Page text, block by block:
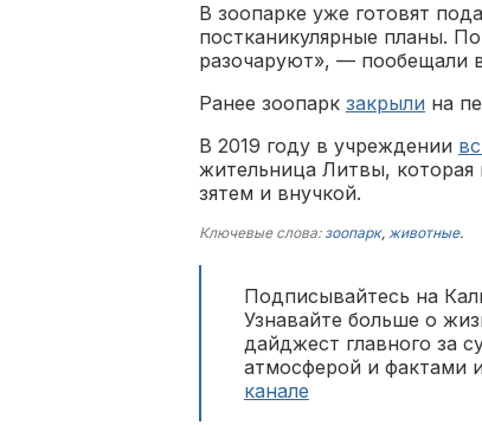
В зоопарке уже готовят
постканикулярные планы.
разочаруют», — пообещали
Ранее зоопарк закрыли на
В 2019 году в учреждении
жительница Литвы,
зятем и внучкой.
Ключевые слова: зоопарк, животные.
Подписывайтесь на
Узнавайте больше о
дайджест главного за
атмосферой и фактами
канале